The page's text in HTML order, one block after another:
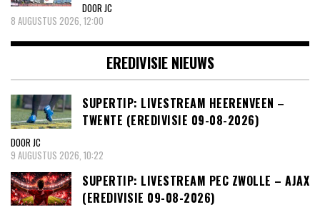
DOOR JC
8 AUGUSTUS 2026, 12:00
EREDIVISIE NIEUWS
SUPERTIP: LIVESTREAM HEERENVEEN –
TWENTE (EREDIVISIE 09-08-2026)
DOOR JC
9 AUGUSTUS 2026, 10:22
SUPERTIP: LIVESTREAM PEC ZWOLLE – AJAX
(EREDIVISIE 09-08-2026)